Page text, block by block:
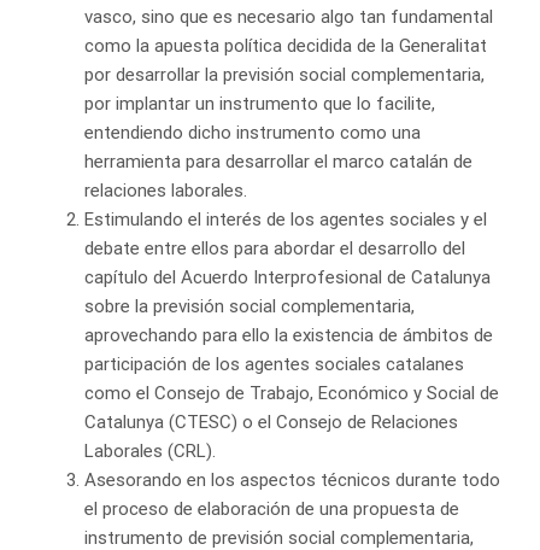
vasco, sino que es necesario algo tan fundamental
como la apuesta política decidida de la Generalitat
por desarrollar la previsión social complementaria,
por implantar un instrumento que lo facilite,
entendiendo dicho instrumento como una
herramienta para desarrollar el marco catalán de
relaciones laborales.
Estimulando el interés de los agentes sociales y el
debate entre ellos para abordar el desarrollo del
capítulo del Acuerdo Interprofesional de Catalunya
sobre la previsión social complementaria,
aprovechando para ello la existencia de ámbitos de
participación de los agentes sociales catalanes
como el Consejo de Trabajo, Económico y Social de
Catalunya (CTESC) o el Consejo de Relaciones
Laborales (CRL).
Asesorando en los aspectos técnicos durante todo
el proceso de elaboración de una propuesta de
instrumento de previsión social complementaria,